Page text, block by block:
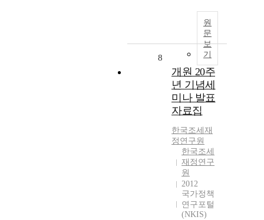
원
문
보
기
8
개원 20주
년 기념세
미나 발표
자료집
한국조세재
정연구원
한국조세
재정연구
원
2012
국가정책
연구포털
(NKIS)